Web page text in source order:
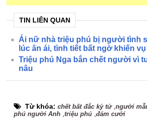
TIN LIÊN QUAN
Ái nữ nhà triệu phú bị người tình
lúc ân ái, tình tiết bất ngờ khiến
Triệu phú Nga bắn chết người vì
nâu
Từ khóa:chết bất đắc kỳ tử,người
phú người Anh ,triệu phú ,đám cưới